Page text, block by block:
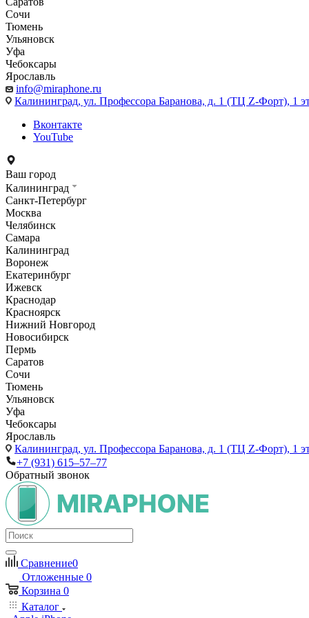
Сочи
Тюмень
Ульяновск
Уфа
Чебоксары
Ярославль
info@miraphone.ru
Калининград, ул. Профессора Баранова, д. 1 (ТЦ Z-Форт), 1
Вконтакте
YouTube
Ваш город
Калининград
Санкт-Петербург
Москва
Челябинск
Самара
Калининград
Воронеж
Екатеринбург
Ижевск
Краснодар
Красноярск
Нижний Новгород
Новосибирск
Пермь
Саратов
Сочи
Тюмень
Ульяновск
Уфа
Чебоксары
Ярославль
Калининград, ул. Профессора Баранова, д. 1 (ТЦ Z-Форт), 1
+7 (931) 615‒57‒77
Обратный звонок
Сравнение0
Отложенные 0
Корзина 0
Каталог